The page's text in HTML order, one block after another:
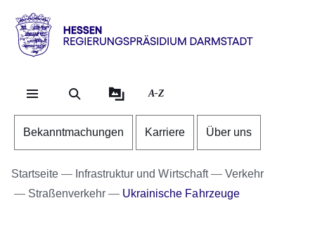
Direkt zum Kopf der
Direkt zum Inhalt
Direkt zum Fuß der
Hessen
RP
Darmstadt
A-Z
Bekanntmachungen Karriere Über uns
Startseite Infrastruktur und Wirtschaft
Verkehr
Straßenverkehr
Ukrainische Fahrzeuge